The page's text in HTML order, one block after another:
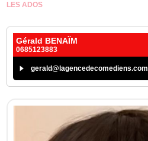
LES ADOS
Gérald BENAÏM
0685123883
gerald@lagencedecomediens.com